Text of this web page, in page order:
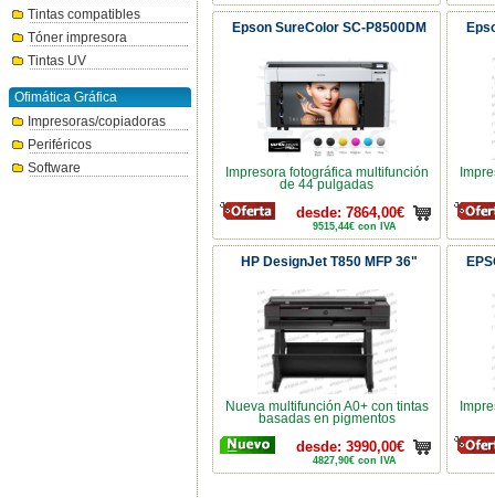
Tintas compatibles
Tóner impresora
Tintas UV
Ofimática Gráfica
Impresoras/copiadoras
Periféricos
Software
Epson SureColor SC-P8500DM
Impresora fotográfica multifunción
de 44 pulgadas
desde: 7864,00€
9515,44€ con IVA
HP DesignJet T850 MFP 36"
Nueva multifunción A0+ con tintas
basadas en pigmentos
desde: 3990,00€
4827,90€ con IVA